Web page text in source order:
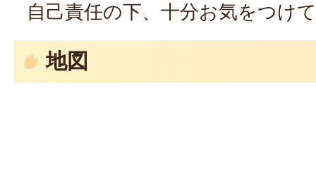
自己責任の下、十分お気をつけ
地図